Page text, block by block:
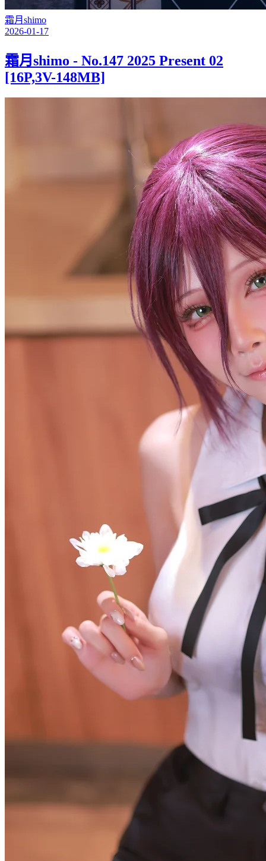
霜月shimo
2026-01-17
霜月shimo - No.147 2025 Present 02
[16P,3V-148MB]